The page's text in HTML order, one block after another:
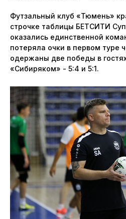
Футзальный клуб «Тюмень»
строчке таблицы БЕТСИТИ
оказались единственной
потеряла очки в первом туре
одержаны две победы в
«Сибиряком» - 5:4 и 5:1.